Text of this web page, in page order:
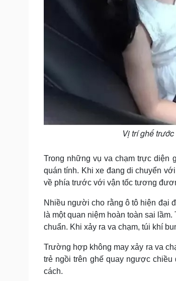
Vị trí ghế
Trong những vụ va chạm trực diện
quán tính. Khi xe đang di chuyển
về phía trước với vận tốc tương
Nhiều người cho rằng ô tô hiện đại
là một quan niệm hoàn toàn sai
chuẩn. Khi xảy ra va chạm, túi khí
Trường hợp không may xảy ra va
trẻ ngồi trên ghế quay ngược
cách.